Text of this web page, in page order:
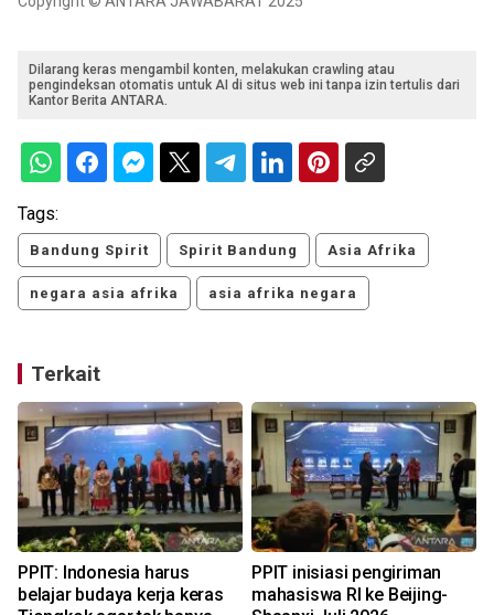
Dilarang keras mengambil konten, melakukan crawling atau
pengindeksan otomatis untuk AI di situs web ini tanpa izin tertulis dari
Kantor Berita ANTARA.
Tags:
Bandung Spirit Spirit Bandung Asia Afrika
negara asia afrika asia afrika negara
Terkait
PPIT: Indonesia harus
belajar budaya kerja keras
PPIT inisiasi pengiriman
mahasiswa RI ke Beijing-